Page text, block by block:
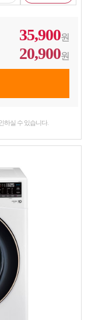
35,900원
20,900원
하실 수 있습니다.